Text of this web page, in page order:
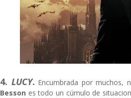
4. LUCY. Encumbrada por muchos,
Besson es todo un cúmulo de